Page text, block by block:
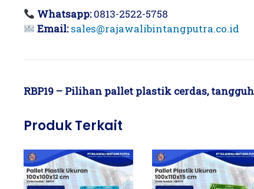
Whatsapp:0813-2522-5758
Email: sales@rajawalibintangputra.co.id
RBP19 – Pilihan pallet plastik cerdas,
Produk Terkait